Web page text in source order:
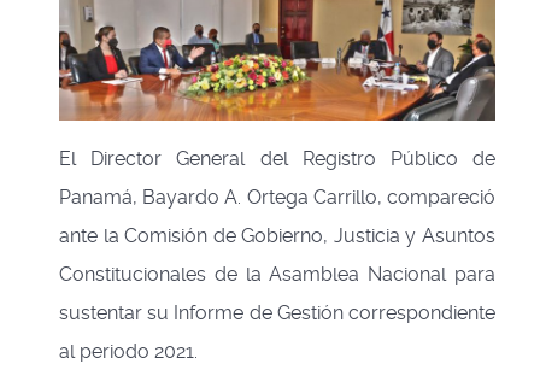
El Director General del Registro Público de
Panamá, Bayardo A. Ortega Carrillo, compareció
ante la Comisión de Gobierno, Justicia y Asuntos
Constitucionales de la Asamblea Nacional para
sustentar su Informe de Gestión correspondiente
al periodo 2021.